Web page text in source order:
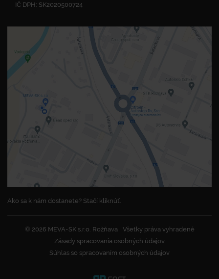
IČ DPH: SK2020500724
Ako sa k nám dostanete? Stačí kliknúť.
© 2026 MEVA-SK s.r.o. Rožňava
Všetky práva vyhradené
Zásady spracovania osobných údajov
Súhlas so spracovaním osobných údajov